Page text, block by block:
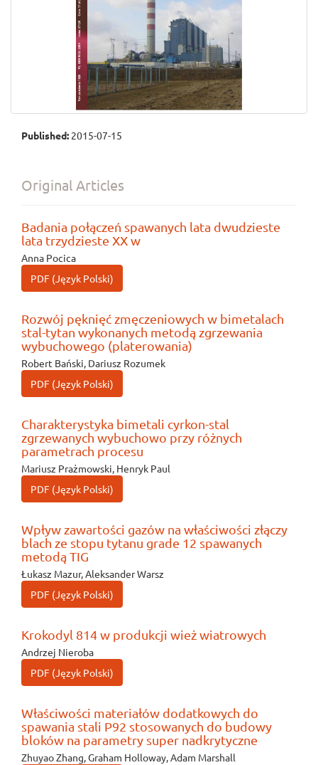
Published: 2015-07-15
Original Articles
Badania połączeń spawanych lata dwudzieste
lata trzydzieste XX w
Anna Pocica
PDF (Język Polski)
Rozwój pęknięć zmęczeniowych w bimetalach
stal-tytan wykonanych metodą zgrzewania
wybuchowego (platerowania)
Robert Bański, Dariusz Rozumek
PDF (Język Polski)
Charakterystyka bimetali cyrkon-stal
zgrzewanych wybuchowo przy różnych
parametrach procesu
Mariusz Prażmowski, Henryk Paul
PDF (Język Polski)
Wpływ zawartości gazów na właściwości złączy
blach ze stopu tytanu grade 12 spawanych
metodą TIG
Łukasz Mazur, Aleksander Warsz
PDF (Język Polski)
Krokodyl 814 w produkcji wież wiatrowych
Andrzej Nieroba
PDF (Język Polski)
Właściwości materiałów dodatkowych do
spawania stali P92 stosowanych do budowy
bloków na parametry super nadkrytyczne
Zhuyao Zhang, Graham Holloway, Adam Marshall